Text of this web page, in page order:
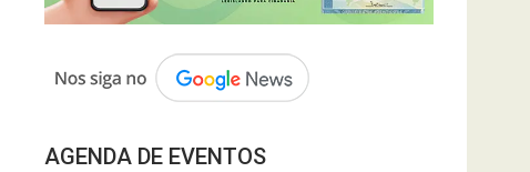
AGENDA DE EVENTOS